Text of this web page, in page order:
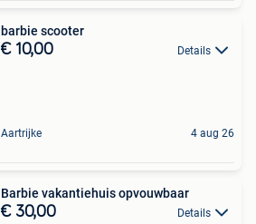
barbie scooter
€ 10,00 Details
Aartrijke 4 aug 26
Barbie vakantiehuis opvouwbaar
€ 30,00 Details